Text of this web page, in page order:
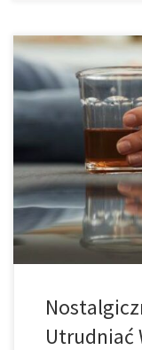
Wspomnienia mogą
przeszłość w
nostalgii na wyjście
konsumować? Po
zmieniać. Z jednej
konsumpcji,
drugiej strony, […]
Utrudniać